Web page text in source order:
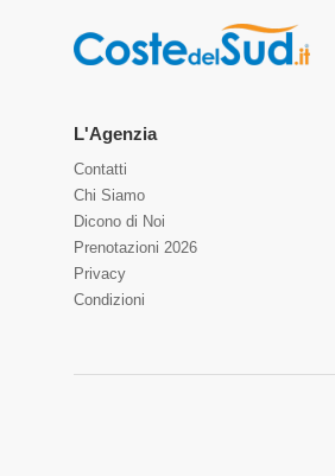
L'Agenzia
Contatti
Chi Siamo
Dicono di Noi
Prenotazioni 2026
Privacy
Condizioni